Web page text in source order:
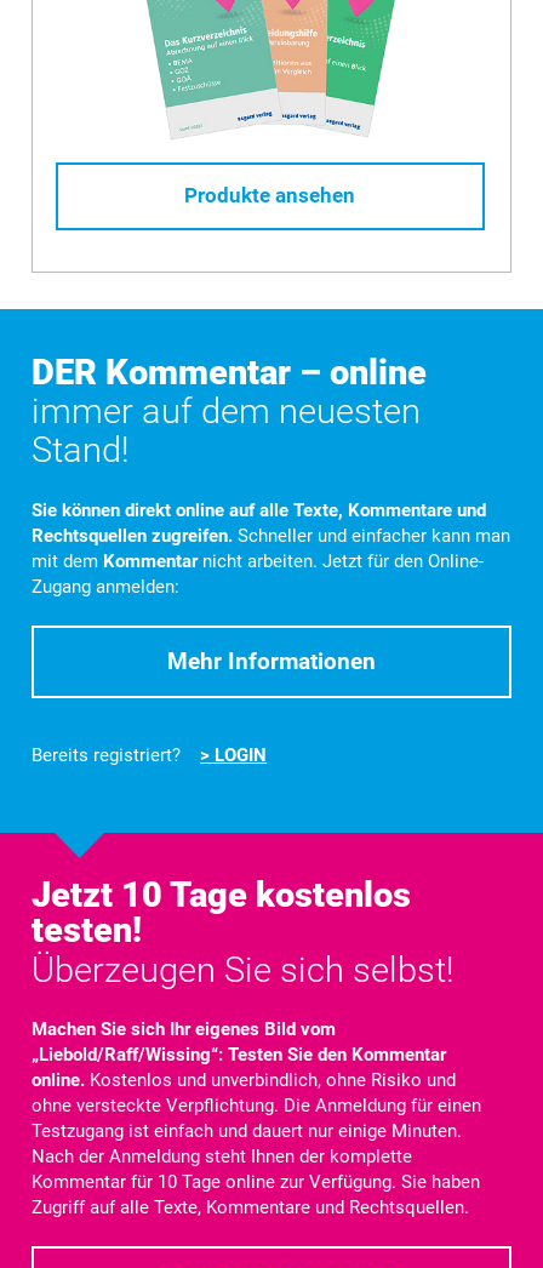
Produkte ansehen
DER Kommentar – online
immer auf dem neuesten
Stand!
Sie können direkt online auf alle Texte, Kommentare und
Rechtsquellen zugreifen. Schneller und einfacher kann man
mit dem Kommentarnicht arbeiten. Jetzt für den Online-
Zugang anmelden:
Mehr Informationen
Bereits registriert?> LOGIN
Jetzt 10 Tage kostenlos
testen!
Überzeugen Sie sich selbst!
Machen Sie sich Ihr eigenes Bild vom
„Liebold/Raff/Wissing“: Testen Sie den Kommentar
online. Kostenlos und unverbindlich, ohne Risiko und
ohne versteckte Verpflichtung. Die Anmeldung für einen
Testzugang ist einfach und dauert nur einige Minuten.
Nach der Anmeldung steht Ihnen der komplette
Kommentar für 10 Tage online zur Verfügung. Sie haben
Zugriff auf alle Texte, Kommentare und Rechtsquellen.